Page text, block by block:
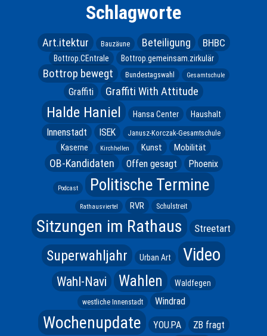
Schlagworte
Art.itektur Bauzäune Beteiligung BHBC
Bottrop.CEntrale Bottrop.gemeinsam.zirkulär
Bottrop bewegt Bundestagswahl Gesamtschule
Graffiti Graffiti With Attitude
Halde Haniel Hansa Center Haushalt
Innenstadt ISEK Janusz-Korczak-Gesamtschule
Kaserne Kirchhellen Kunst Mobilität
OB-Kandidaten Offen gesagt Phoenix
Podcast Politische Termine
Rathausviertel RVR Schulstreit
Sitzungen im Rathaus Streetart
Superwahljahr Urban Art Video
Wahl-Navi Wahlen Waldfegen
westliche Innenstadt Windrad
Wochenupdate YOU.PA ZB fragt